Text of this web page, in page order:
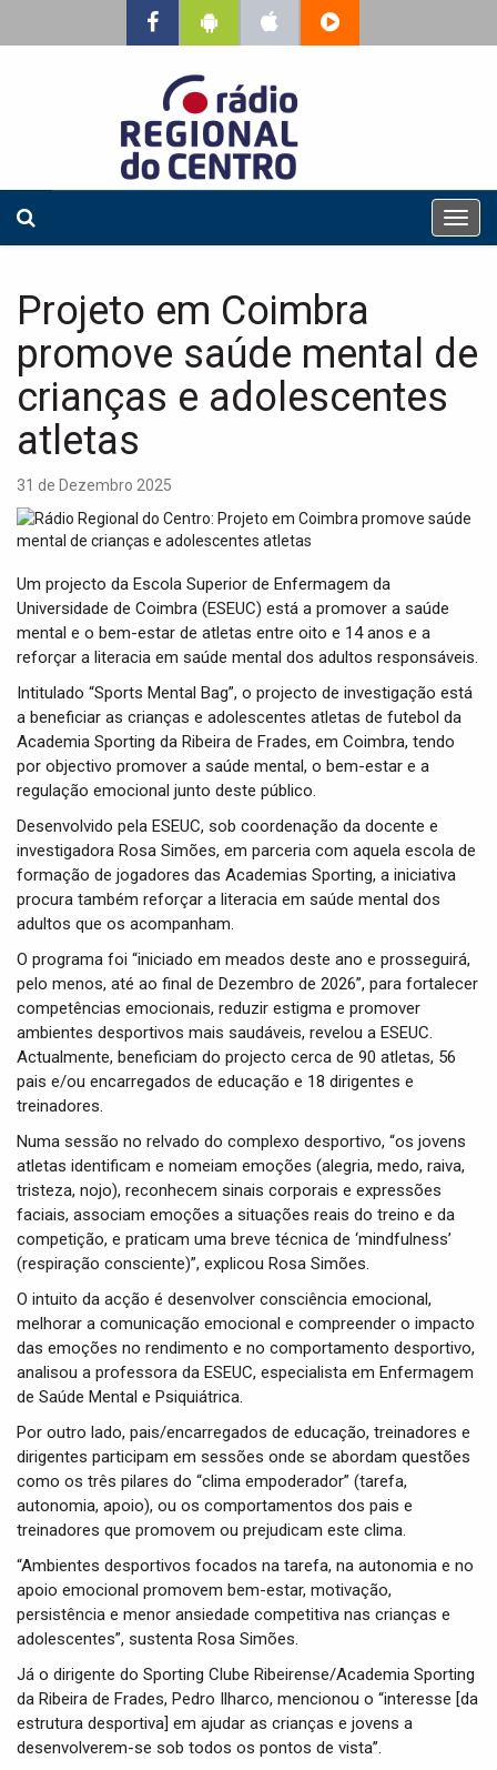
T
o
n
i
Projeto em Coimbra
promove saúde mental de
crianças e adolescentes
atletas
31 de Dezembro 2025
Um projecto da Escola Superior de Enfermagem da
Universidade de Coimbra (ESEUC) está a promover a saúde
mental e o bem-estar de atletas entre oito e 14 anos e a
reforçar a literacia em saúde mental dos adultos responsáveis.
Intitulado “Sports Mental Bag”, o projecto de investigação está
a beneficiar as crianças e adolescentes atletas de futebol da
Academia Sporting da Ribeira de Frades, em Coimbra, tendo
por objectivo promover a saúde mental, o bem-estar e a
regulação emocional junto deste público.
Desenvolvido pela ESEUC, sob coordenação da docente e
investigadora Rosa Simões, em parceria com aquela escola de
formação de jogadores das Academias Sporting, a iniciativa
procura também reforçar a literacia em saúde mental dos
adultos que os acompanham.
O programa foi “iniciado em meados deste ano e prosseguirá,
pelo menos, até ao final de Dezembro de 2026”, para fortalecer
competências emocionais, reduzir estigma e promover
ambientes desportivos mais saudáveis, revelou a ESEUC.
Actualmente, beneficiam do projecto cerca de 90 atletas, 56
pais e/ou encarregados de educação e 18 dirigentes e
treinadores.
Numa sessão no relvado do complexo desportivo, “os jovens
atletas identificam e nomeiam emoções (alegria, medo, raiva,
tristeza, nojo), reconhecem sinais corporais e expressões
faciais, associam emoções a situações reais do treino e da
competição, e praticam uma breve técnica de ‘mindfulness’
(respiração consciente)”, explicou Rosa Simões.
O intuito da acção é desenvolver consciência emocional,
melhorar a comunicação emocional e compreender o impacto
das emoções no rendimento e no comportamento desportivo,
analisou a professora da ESEUC, especialista em Enfermagem
de Saúde Mental e Psiquiátrica.
Por outro lado, pais/encarregados de educação, treinadores e
dirigentes participam em sessões onde se abordam questões
como os três pilares do “clima empoderador” (tarefa,
autonomia, apoio), ou os comportamentos dos pais e
treinadores que promovem ou prejudicam este clima.
“Ambientes desportivos focados na tarefa, na autonomia e no
apoio emocional promovem bem-estar, motivação,
persistência e menor ansiedade competitiva nas crianças e
adolescentes”, sustenta Rosa Simões.
Já o dirigente do Sporting Clube Ribeirense/Academia Sporting
da Ribeira de Frades, Pedro Ilharco, mencionou o “interesse [da
estrutura desportiva] em ajudar as crianças e jovens a
desenvolverem-se sob todos os pontos de vista”.